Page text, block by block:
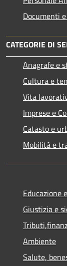
Documenti
CATEGORIE DI
Anagrafe e
Cultura e
Vita
Imprese e
Catasto e
Mobilità e
Educazione
Giustizia e
Ambiente
Salute,